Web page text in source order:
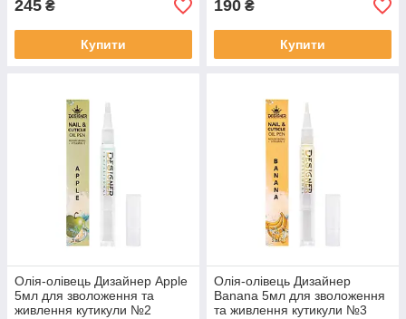
245 ₴
Купити
190 ₴
Купити
Олія-олівець Дизайнер Apple
5мл для зволоження та
живлення кутикули №2
Олія-олівець Дизайнер
Banana 5мл для зволоження
та живлення кутикули №3